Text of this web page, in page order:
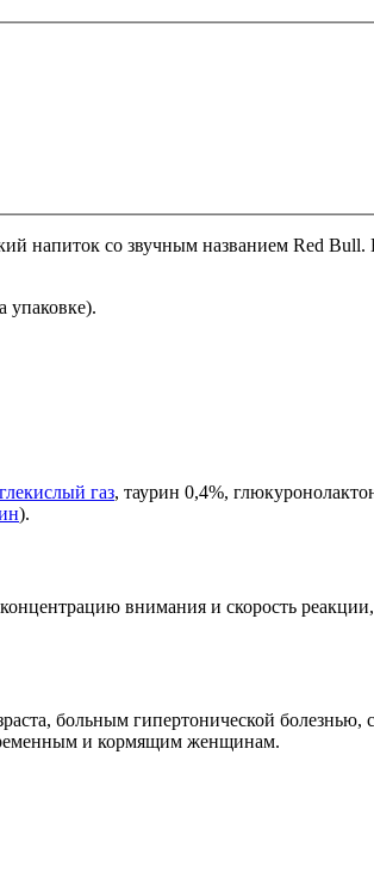
напиток со звучным названием Red
упаковке).
газ, таурин 0,4%,
).
внимания и скорость
больным гипертонической болезнью,
и кормящим женщинам.